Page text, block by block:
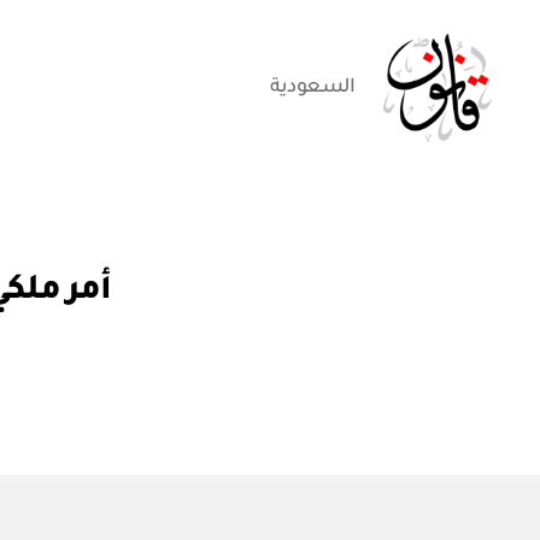
السعودية
أمر ملكي رقم (أ / ٤٠٦)